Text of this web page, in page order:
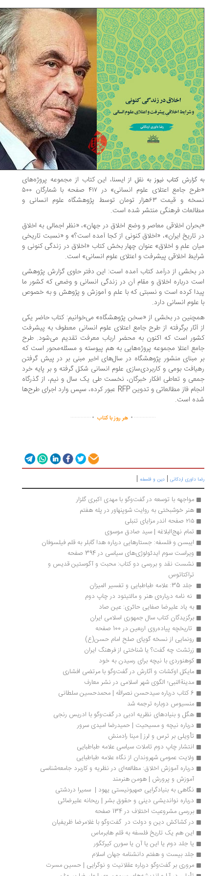
گزارش کتاب نیوز به نقل از ایسنا، این کتاب از مجموعه پروژه‌های
«طرح جامع اعتلای علوم انسانی» در ۴۱۷ صفحه با شمارگان ۵۰۰
نسخه و قیمت ۶۳هزار تومان توسط پژوهشگاه علوم انسانی و
فرهنگی منتشر شده است.
اخلاقی معاصر و وضع اخلاق در جهان»، «نظر اجمالی به اخلاق
تاریخ ایران»، «اخلاق کنونی از کجا آمده است؟» و «نسبت تاریخی
علم و اخلاق» عنوان چهار بخش کتاب «اخلاق در زندگی کنونی و
اخلاقی پیشرفت و اعتلای علوم انسانی» است.
بخشی از درآمد کتاب آمده است: این دفتر حاوی گزارش پژوهشی
درباره اخلاق و مقام آن در زندگی انسانی و وضعی که کشور ما
کرده است و نسبتی که با علم و آموزش و پژوهش و به خصوص
علوم انسانی دارد.
در بخشی از «سخن پژوهشگاه» می‌خوانیم: کتاب حاضر یکی
آثار برگرفته از طرح جامع اعتلای علوم انسانی معطوف به پیشرفت
است که اکنون به محضر ارباب معرفت تقدیم می‌شود. طرح
اعتلا مجموعه پروژه‌هایی به هم پیوسته و مسئله‌محور است که
مبنای منشور پژوهشگاه در سال‌های اخیر مبنی بر در پیش گرفتن
بومی و کاربردی‌سازی علوم انسانی شکل گرفته و بر پایه خرد
و تعاطی افکار خبرگان، نخست طی یک سال و نیم، از گذرگاه
انجام فاز مطالعاتی و تدوین RFP عبور کرده، سپس وارد اجرای طرح‌ها
است.
...............
. هر روز با کتاب.
..............
داوری اردکانی| دین و فلسفه|
مواجهه با توسعه در گفت‌وگو با مهدی اکبری گلزار
هنر خوشبختی به روایت شوپنهاور در پله هفتم
تمام نهج‌البلاغه | سيد صادق موسوى
ایبسن و فلسفه: جستارهایی درباره هدا گابلر به قلم فیلسوفان
ویراست سوم ایدئولوژی‌های سیاسی در 394 صفحه
نشست نقد و بررسی دو کتاب: محبت و آگوستین قدیس و
تراکتاتوس
جلد 35: علامه طباطبایی و تفسیر المیزان
نه نامه درباره‌ی هنر و مالتیتود در چاپ دوم
به یاد علیرضا صفایی حائری: عین صاد
برگزیدگان کتاب سال جمهوری اسلامی ایران
تاریخچه پیاده‌روی اربعین در 100 صفحه
رونمایی از نسخه گویای صلح امام حسن(ع)
زرتشت چه گفت؟ یا شناختی از فرهنگ ایران
کوهنوردی با نیچه برای رسیدن به خود
مایکل اوکشات و آثارش در گفت‌و‌گو با مرتضی افشاری
مدینةالنبی؛ الگوی شهر اسلامی در نشر معارف
منسیوس دوباره ترجمه شد
هگل و بنیادهای نظریه ادبی در گفت‌وگو با ادریس رنجی
درباره نیچه و مسیحیت | حمیدرضا امیدی سرور
تأویلی بر ترس و لرز | مینا رادمنش
انتشار چاپ دوم تاملات سیاسی علامه طباطبایی
ولایت عمومی شهروندان از نگاه علامه طباطبایی
درباره آموزش اخلاق: مطالعه‌ای در نظریه و کاربرد جامعه‌شناسی
آموزش و پرورش | هومن هنرمند
نگاهی به بنیادگرایی صهیونیستی یهود |  سمیرا دردشتی
درباره نواندیشی دینی و حقوق بشر | ریحانه علیرضائی
بررسی مشروعیت اختلاف در 134 صفحه
در کشاکش دین و دولت در  گفت‌وگو با غلامرضا ظریفیان
این هم یک تاریخ فلسفه به قلم هابرماس
یا جلد دوم یا این یا آن یا سورن کیرکگور
جلد بیست و هفتم دانشنامه جهان اسلام
مروری بر گفت‌وگو درباره عقلانیت و نوگرایی | حسین مسرت